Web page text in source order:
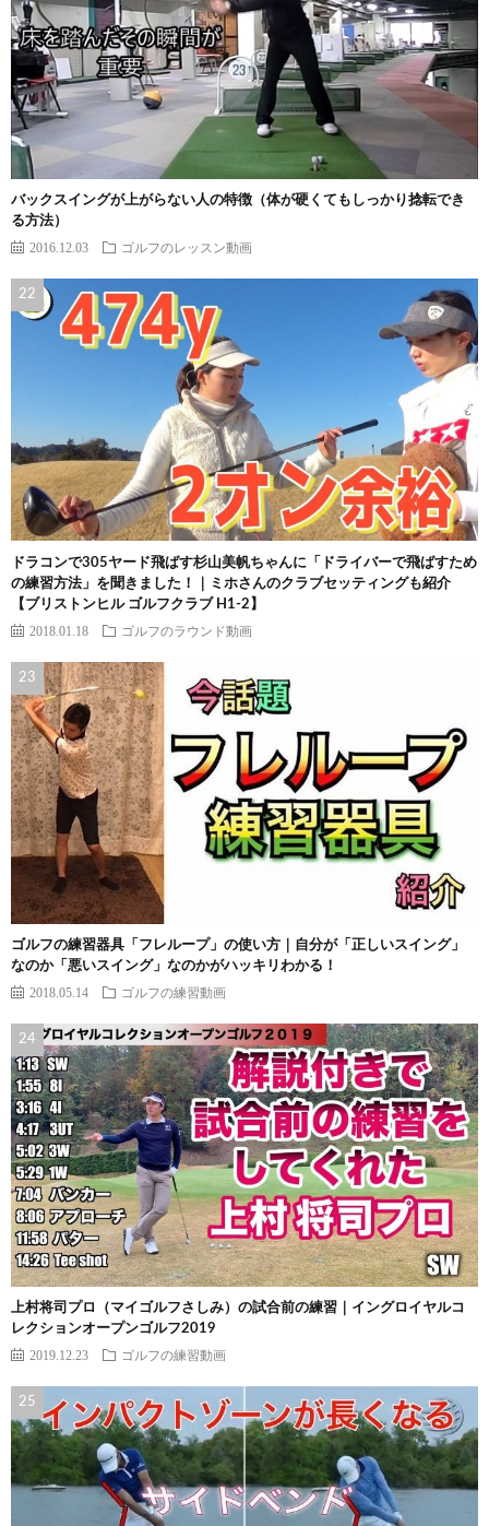
バックスイングが上がらない人の特徴（体が硬くてもしっかり捻転でき
る方法）
2016.12.03 ゴルフのレッスン動画
ドラコンで305ヤード飛ばす杉山美帆ちゃんに「ドライバーで飛ばすため
の練習方法」を聞きました！｜ミホさんのクラブセッティングも紹介
【ブリストンヒル ゴルフクラブ H1-2】
2018.01.18 ゴルフのラウンド動画
ゴルフの練習器具「フレループ」の使い方｜自分が「正しいスイング」
なのか「悪いスイング」なのかがハッキリわかる！
2018.05.14 ゴルフの練習動画
上村将司プロ（マイゴルフさしみ）の試合前の練習｜イングロイヤルコ
レクションオープンゴルフ2019
2019.12.23 ゴルフの練習動画